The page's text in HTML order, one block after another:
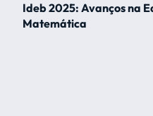
Ideb 2025: Avanços na
Matemática